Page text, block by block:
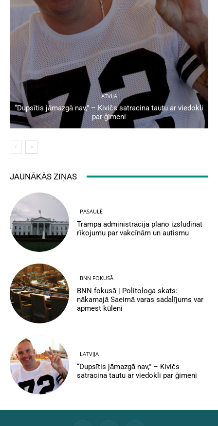
LATVIJA
“Dupsītis jāmazgā nav,” – Kivičs satracina tautu ar viedokli
par ģimeni
JAUNĀKĀS ZIŅAS
PASAULĒ
Trampa administrācija plāno izsludināt
rīkojumu par vakcīnām un autismu
BNN FOKUSĀ
BNN fokusā | Politologa skats:
nākamajā Saeimā varas sadalījums var
apmest kūleni
LATVIJA
“Dupsītis jāmazgā nav,” – Kivičs
satracina tautu ar viedokli par ģimeni